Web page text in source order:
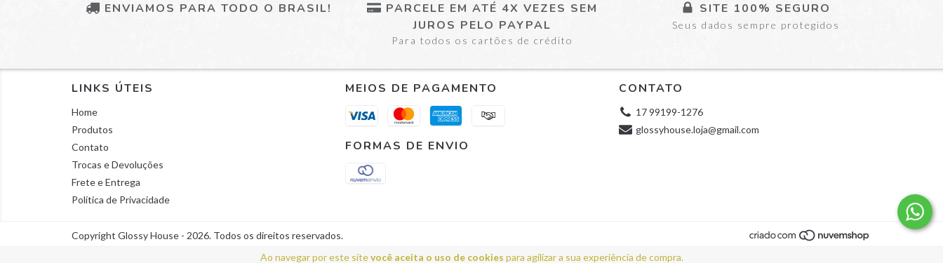
Ao navegar por este sitevocê aceita o uso de cookies para agilizar a sua experiência de compra.
ENVIAMOS PARA TODO O BRASIL!
PARCELE EM ATÉ 4X VEZES SEM
JUROS PELO PAYPAL
Para todos os cartões de crédito
SITE 100% SEGURO
Seus dados sempre protegidos
LINKS ÚTEIS
Home
Produtos
Contato
Trocas e Devoluções
Frete e Entrega
Política de Privacidade
MEIOS DE PAGAMENTO
FORMAS DE ENVIO
CONTATO
17 99199-1276
glossyhouse.loja@gmail.com
Copyright Glossy House - 2026. Todos os direitos reservados.